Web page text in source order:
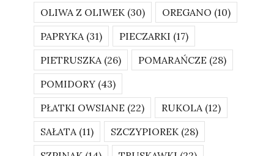
OLIWA Z OLIWEK (30) OREGANO (10)
PAPRYKA(31) PIECZARKI (17)
PIETRUSZKA(26) POMARAŃCZE (28)
POMIDORY (43)
PŁATKI OWSIANE (22) RUKOLA(12)
SAŁATA(11) SZCZYPIOREK (28)